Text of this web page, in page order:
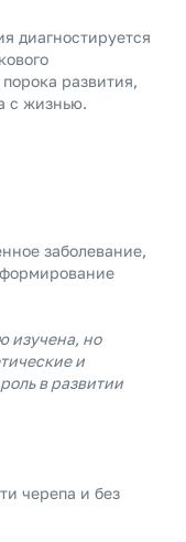
диагностируется
развития,
с жизнью.
заболевание,
изучена, но
и
в развитии
черепа и без